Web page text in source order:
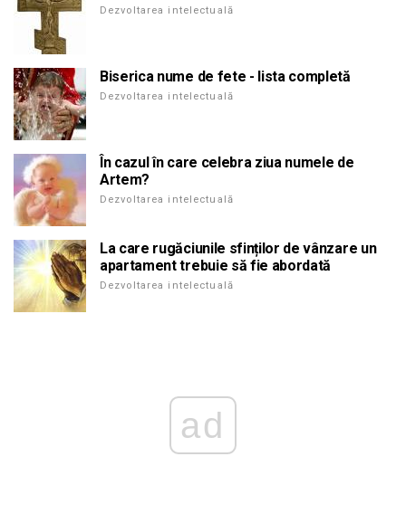
Dezvoltarea intelectuală
Biserica nume de fete - lista completă
Dezvoltarea intelectuală
În cazul în care celebra ziua numele de
Artem?
Dezvoltarea intelectuală
La care rugăciunile sfinților de vânzare un
apartament trebuie să fie abordată
Dezvoltarea intelectuală
ad